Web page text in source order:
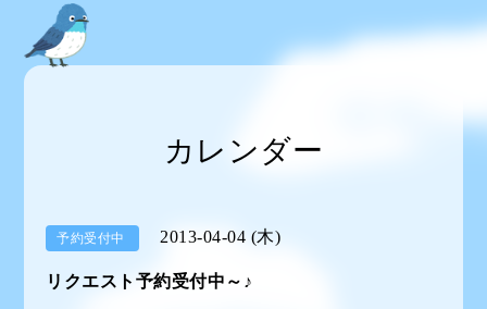
カレンダー
予約受付中 2013-04-04 (木)
リクエスト予約受付中～♪